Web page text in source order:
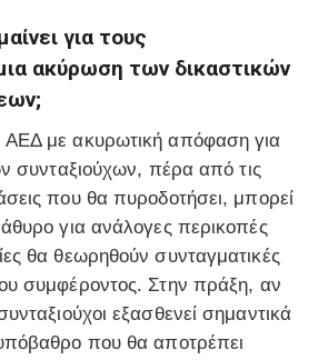
για τους
ακύρωση των δικαστικών
με ακυρωτική απόφαση για
συνταξιούχων, πέρα από τις
που θα πυροδοτήσει, μπορεί
για ανάλογες περικοπές
θα θεωρηθούν συνταγματικές
συμφέροντος. Στην πράξη, αν
εξασθενεί σημαντικά
που θα αποτρέπει